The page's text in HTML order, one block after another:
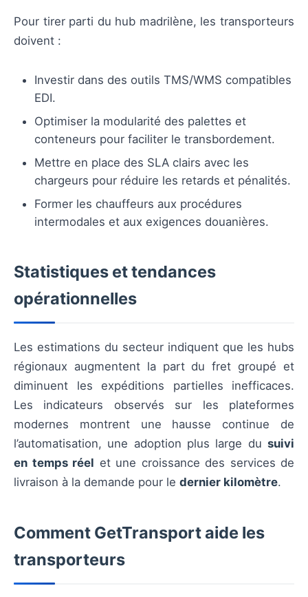
Pour tirer parti du hub madrilène, les transporteurs
doivent :
Investir dans des outils TMS/WMS compatibles
EDI.
Optimiser la modularité des palettes et
conteneurs pour faciliter le transbordement.
Mettre en place des SLA clairs avec les
chargeurs pour réduire les retards et pénalités.
Former les chauffeurs aux procédures
intermodales et aux exigences douanières.
Statistiques et tendances
opérationnelles
Les estimations du secteur indiquent que les hubs
régionaux augmentent la part du fret groupé et
diminuent les expéditions partielles inefficaces.
Les indicateurs observés sur les plateformes
modernes montrent une hausse continue de
l’automatisation, une adoption plus large du suivi
en temps réel et une croissance des services de
livraison à la demande pour le dernier kilomètre.
Comment GetTransport aide les
transporteurs